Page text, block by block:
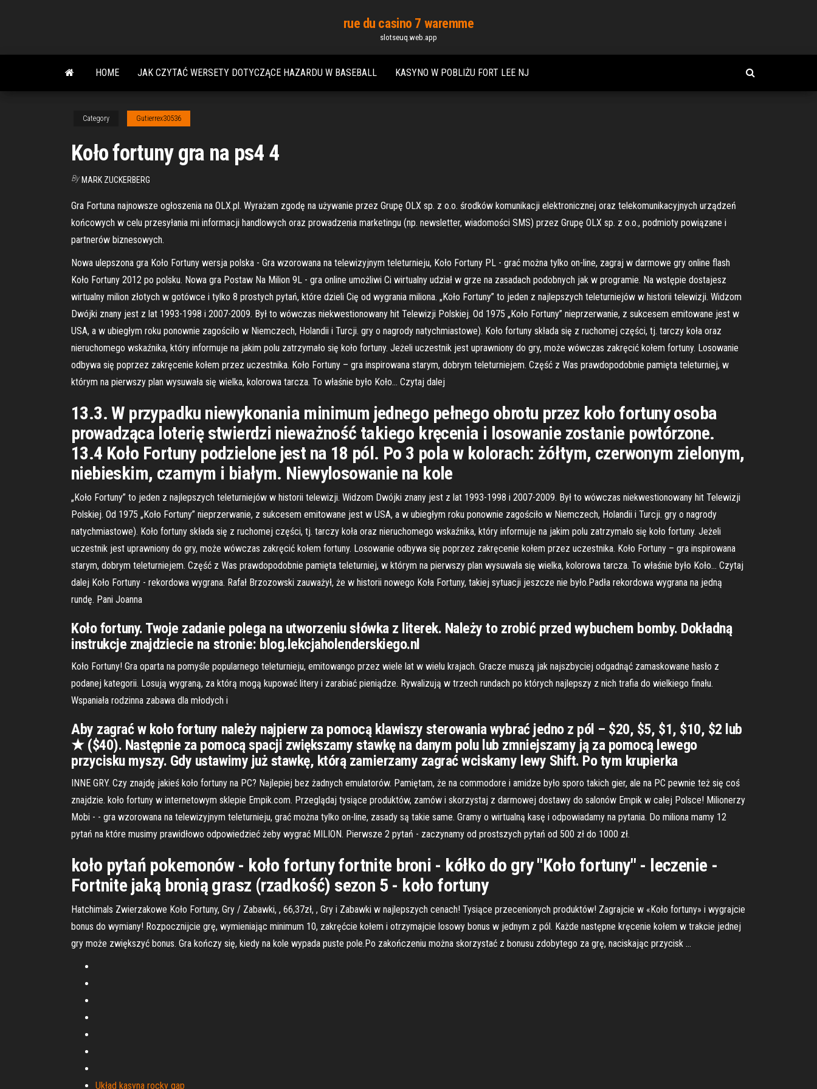
content
rue du casino 7 waremme
slotseuq.web.app
HOME JAK CZYTAĆ WERSETY DOTYCZĄCE HAZARDU W BASEBALL KASYNO W POBLIŻU FORT LEE NJ
Category Gutierrex30536
Koło fortuny gra na ps4 4
By MARK ZUCKERBERG
Gra Fortuna najnowsze ogłoszenia na OLX.pl. Wyrażam zgodę na używanie przez Grupę OLX sp. z o.o. środków komunikacji elektronicznej oraz telekomunikacyjnych urządzeń
końcowych w celu przesyłania mi informacji handlowych oraz prowadzenia marketingu (np. newsletter, wiadomości SMS) przez Grupę OLX sp. z o.o., podmioty powiązane i
partnerów biznesowych.
Nowa ulepszona gra Koło Fortuny wersja polska - Gra wzorowana na telewizyjnym teleturnieju, Koło Fortuny PL - grać można tylko on-line, zagraj w darmowe gry online flash
Koło Fortuny 2012 po polsku. Nowa gra Postaw Na Milion 9L - gra online umożliwi Ci wirtualny udział w grze na zasadach podobnych jak w programie. Na wstępie dostajesz
wirtualny milion złotych w gotówce i tylko 8 prostych pytań, które dzieli Cię od wygrania miliona. „Koło Fortuny” to jeden z najlepszych teleturniejów w historii telewizji. Widzom
Dwójki znany jest z lat 1993-1998 i 2007-2009. Był to wówczas niekwestionowany hit Telewizji Polskiej. Od 1975 „Koło Fortuny” nieprzerwanie, z sukcesem emitowane jest w
USA, a w ubiegłym roku ponownie zagościło w Niemczech, Holandii i Turcji. gry o nagrody natychmiastowe). Koło fortuny składa się z ruchomej części, tj. tarczy koła oraz
nieruchomego wskaźnika, który informuje na jakim polu zatrzymało się koło fortuny. Jeżeli uczestnik jest uprawniony do gry, może wówczas zakręcić kołem fortuny. Losowanie
odbywa się poprzez zakręcenie kołem przez uczestnika. Koło Fortuny – gra inspirowana starym, dobrym teleturniejem. Część z Was prawdopodobnie pamięta teleturniej, w
którym na pierwszy plan wysuwała się wielka, kolorowa tarcza. To właśnie było Koło… Czytaj dalej
13.3. W przypadku niewykonania minimum jednego pełnego obrotu przez koło fortuny osoba
prowadząca loterię stwierdzi nieważność takiego kręcenia i losowanie zostanie powtórzone.
13.4 Koło Fortuny podzielone jest na 18 pól. Po 3 pola w kolorach: żółtym, czerwonym zielonym,
niebieskim, czarnym i białym. Niewylosowanie na kole
„Koło Fortuny” to jeden z najlepszych teleturniejów w historii telewizji. Widzom Dwójki znany jest z lat 1993-1998 i 2007-2009. Był to wówczas niekwestionowany hit Telewizji
Polskiej. Od 1975 „Koło Fortuny” nieprzerwanie, z sukcesem emitowane jest w USA, a w ubiegłym roku ponownie zagościło w Niemczech, Holandii i Turcji. gry o nagrody
natychmiastowe). Koło fortuny składa się z ruchomej części, tj. tarczy koła oraz nieruchomego wskaźnika, który informuje na jakim polu zatrzymało się koło fortuny. Jeżeli
uczestnik jest uprawniony do gry, może wówczas zakręcić kołem fortuny. Losowanie odbywa się poprzez zakręcenie kołem przez uczestnika. Koło Fortuny – gra inspirowana
starym, dobrym teleturniejem. Część z Was prawdopodobnie pamięta teleturniej, w którym na pierwszy plan wysuwała się wielka, kolorowa tarcza. To właśnie było Koło… Czytaj
dalej Koło Fortuny - rekordowa wygrana. Rafał Brzozowski zauważył, że w historii nowego Koła Fortuny, takiej sytuacji jeszcze nie było.Padła rekordowa wygrana na jedną
rundę. Pani Joanna
Koło fortuny. Twoje zadanie polega na utworzeniu słówka z literek. Należy to zrobić przed wybuchem bomby. Dokładną
instrukcje znajdziecie na stronie: blog.lekcjaholenderskiego.nl
Koło Fortuny! Gra oparta na pomyśle popularnego teleturnieju, emitowango przez wiele lat w wielu krajach. Gracze muszą jak najszbyciej odgadnąć zamaskowane hasło z
podanej kategorii. Losują wygraną, za którą mogą kupować litery i zarabiać pieniądze. Rywalizują w trzech rundach po których najlepszy z nich trafia do wielkiego finału.
Wspaniała rodzinna zabawa dla młodych i
Aby zagrać w koło fortuny należy najpierw za pomocą klawiszy sterowania wybrać jedno z pól – $20, $5, $1, $10, $2 lub
★ ($40). Następnie za pomocą spacji zwiększamy stawkę na danym polu lub zmniejszamy ją za pomocą lewego
przycisku myszy. Gdy ustawimy już stawkę, którą zamierzamy zagrać wciskamy lewy Shift. Po tym krupierka
INNE GRY. Czy znajdę jakieś koło fortuny na PC? Najlepiej bez żadnych emulatorów. Pamiętam, że na commodore i amidze było sporo takich gier, ale na PC pewnie też się coś
znajdzie. koło fortuny w internetowym sklepie Empik.com. Przeglądaj tysiące produktów, zamów i skorzystaj z darmowej dostawy do salonów Empik w całej Polsce! Milionerzy
Mobi - - gra wzorowana na telewizyjnym teleturnieju, grać można tylko on-line, zasady są takie same. Gramy o wirtualną kasę i odpowiadamy na pytania. Do miliona mamy 12
pytań na które musimy prawidłowo odpowiedzieć żeby wygrać MILION. Pierwsze 2 pytań - zaczynamy od prostszych pytań od 500 zł do 1000 zł.
koło pytań pokemonów - koło fortuny fortnite broni - kółko do gry "Koło fortuny" - leczenie -
Fortnite jaką bronią grasz (rzadkość) sezon 5 - koło fortuny
Hatchimals Zwierzakowe Koło Fortuny, Gry / Zabawki, , 66,37zł, , Gry i Zabawki w najlepszych cenach! Tysiące przecenionych produktów! Zagrajcie w «Koło fortuny» i wygrajcie
bonus do wymiany! Rozpocznijcie grę, wymieniając minimum 10, zakręćcie kołem i otrzymajcie losowy bonus w jednym z pól. Każde następne kręcenie kołem w trakcie jednej
gry może zwiększyć bonus. Gra kończy się, kiedy na kole wypada puste pole.Po zakończeniu można skorzystać z bonusu zdobytego za grę, naciskając przycisk …
Układ kasyna rocky gap